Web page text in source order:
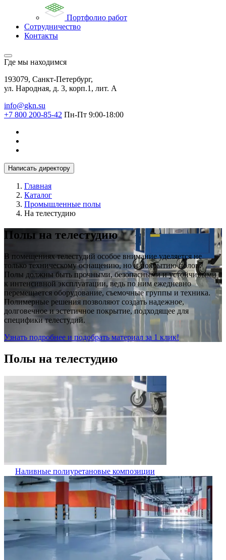
Портфолио работ
Сотрудничество
Контакты
Где мы находимся
193079, Санкт-Петербург,
ул. Народная, д. 3, корп.1, лит. А
info@gkn.su
+7 800 200-85-42 Пн-Пт 9:00-18:00
Написать директору
Главная
Каталог
Промышленные полы
На телестудию
Полы на телестудию
В помещениях телестудий особое внимание уделяется не
только техническому оснащению, но и покрытию полов.
Полы должны быть прочными, безопасными и устойчивыми
к интенсивной эксплуатации, ведь по ним ежедневно
перемещается оборудование, съемочные группы и техника.
Полимерные решения позволяют создать надежное,
долговечное и эстетичное покрытие, подходящее для
специфики телестудий.
Узнать подробнее и подобрать материал за 1 клик!
Полы на телестудию
Наливные полиуретановые композиции